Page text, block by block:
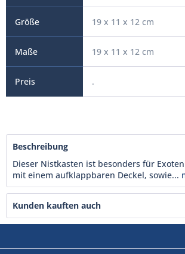
19 x 11 x 12 cm
19 x 11 x 12 cm
.
Beschreibung
Dieser Nistkasten ist besonders für
mit einem aufklappbaren Deckel, sowie...
Kunden kauften auch